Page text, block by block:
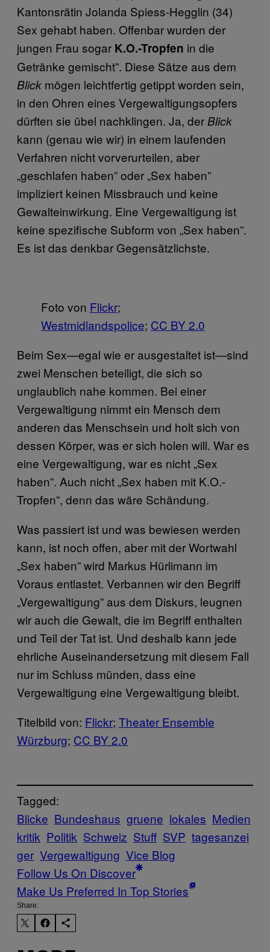
Kantonsrätin Jolanda Spiess-Hegglin (34)
Sex gehabt haben. Offenbar wurden der
jungen Frau sogar K.O.-Tropfen in die
Getränke gemischt”. Diese Sätze aus dem
Blick mögen leichtfertig getippt worden sein,
in den Ohren eines Vergewaltigungsopfers
dürften sie übel nachklingen. Ja, der Blick
kann (genau wie wir) in einem laufenden
Verfahren nicht vorverurteilen, aber
„geschlafen haben” oder „Sex haben”
impliziert keinen Missbrauch und keine
Gewalteinwirkung. Eine Vergewaltigung ist
keine spezifische Subform von „Sex haben”.
Es ist das denkbar Gegensätzlichste.
Foto von Flickr;
Westmidlandspolice; CC BY 2.0
Beim Sex—egal wie er ausgestaltet ist—sind
zwei Menschen beteiligt, die sich so
unglaublich nahe kommen. Bei einer
Vergewaltigung nimmt ein Mensch dem
anderen das Menschsein und holt sich von
dessen Körper, was er sich holen will. War es
eine Vergewaltigung, war es nicht „Sex
haben”. Auch nicht „Sex haben mit K.O.-
Tropfen”, denn das wäre Schändung.
Was passiert ist und was bewiesen werden
kann, ist noch offen, aber mit der Wortwahl
„Sex haben” wird Markus Hürlimann im
Voraus entlastet. Verbannen wir den Begriff
„Vergewaltigung” aus dem Diskurs, leugnen
wir auch die Gewalt, die im Begriff enthalten
und Teil der Tat ist. Und deshalb kann jede
ehrliche Auseinandersetzung mit diesem Fall
nur im Schluss münden, dass eine
Vergewaltigung eine Vergewaltigung bleibt.
Titelbild von: Flickr; Theater Ensemble
Würzburg; CC BY 2.0
Tagged:
Blicke Bundeshaus gruene lokales Medien
kritik Politik Schweiz Stuff SVP tagesanzei
ger Vergewaltigung Vice Blog
Follow Us On Discover
Make Us Preferred In Top Stories
Share: